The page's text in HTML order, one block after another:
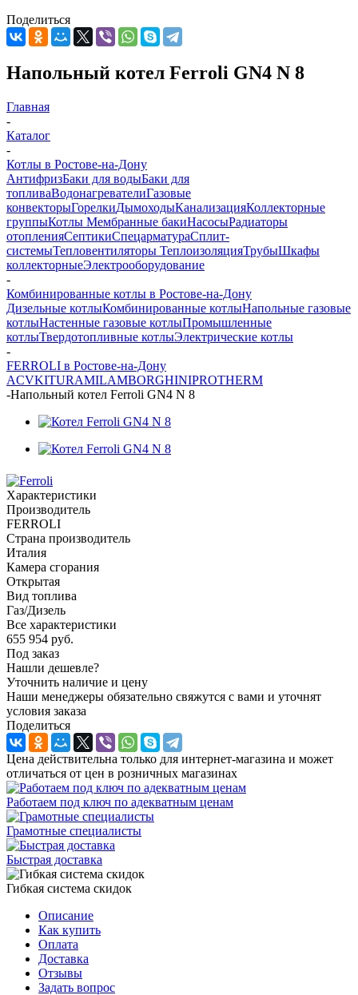
Поделиться
Напольный котел Ferroli GN4 N 8
Главная
-
Каталог
-
Котлы в Ростове-на-Дону
АнтифризБаки для водыБаки для
топливаВодонагревателиГазовые
конвекторыГорелкиДымоходыКанализацияКоллекторные
группыКотлы Мембранные бакиНасосыРадиаторы
отопленияСептикиСпецарматураСплит-
системыТепловентиляторы ТеплоизоляцияТрубыШкафы
коллекторныеЭлектрооборудование
-
Комбинированные котлы в Ростове-на-Дону
Дизельные котлыКомбинированные котлыНапольные газовые
котлыНастенные газовые котлыПромышленные
котлыТвердотопливные котлыЭлектрические котлы
-
FERROLI в Ростове-на-Дону
ACVKITURAMILAMBORGHINIPROTHERM
-Напольный котел Ferroli GN4 N 8
Характеристики
Производитель
FERROLI
Страна производитель
Италия
Камера сгорания
Открытая
Вид топлива
Газ/Дизель
Все характеристики
655 954 руб.
Под заказ
Нашли дешевле?
Уточнить наличие и цену
Наши менеджеры обязательно свяжутся с вами и уточнят
условия заказа
Поделиться
Цена действительна только для интернет-магазина и может
отличаться от цен в розничных магазинах
Работаем под ключ по адекватным ценам
Грамотные специалисты
Быстрая доставка
Гибкая система скидок
Описание
Как купить
Оплата
Доставка
Отзывы
Задать вопрос